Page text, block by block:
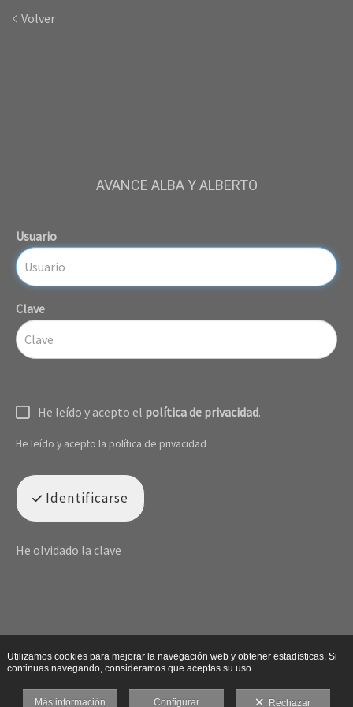
Volver
AVANCE ALBA Y ALBERTO
Usuario
Clave
He leído y acepto el política de privacidad.
He leído y acepto la política de privacidad
Identificarse
He olvidado la clave
Utilizamos cookies para mejorar la navegación web y obtener estadísticas. Si
continuas navegando, consideramos que aceptas su uso.
Más información Configurar Rechazar